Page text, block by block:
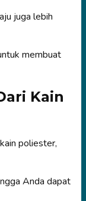
juga lebih
membuat
Kain
poliester,
Anda dapat